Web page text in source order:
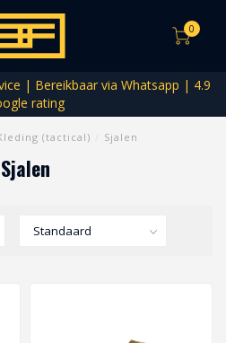
0
| Bereikbaar via Whatsapp | 4.9
rating
(tactical) Sjalen
Sjalen